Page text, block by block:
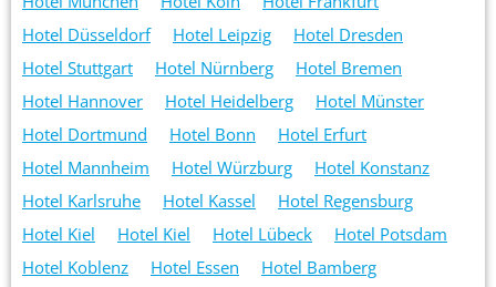
Hotel Düsseldorf
Hotel Leipzig
Hotel Dresden
Hotel Stuttgart
Hotel Nürnberg
Hotel Bremen
Hotel Hannover
Hotel Heidelberg
Hotel Münster
Hotel Dortmund
Hotel Bonn
Hotel Erfurt
Hotel Mannheim
Hotel Würzburg
Hotel Konstanz
Hotel Karlsruhe
Hotel Kassel
Hotel Regensburg
Hotel Kiel
Hotel Kiel Hotel Lübeck
Hotel Potsdam
Hotel Koblenz
Hotel Essen
Hotel Bamberg